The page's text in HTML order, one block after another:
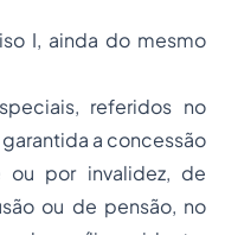
I, ainda do mesmo
referidos no
garantida a concessão
ou por invalidez, de
ou de pensão, no